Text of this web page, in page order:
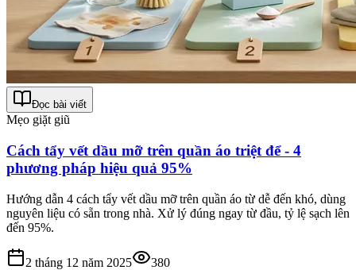
Đọc bài viết
Mẹo giặt giũ
Cách tẩy vết dầu mỡ trên quần áo triệt để - 4
phương pháp hiệu quả 95%
Hướng dẫn 4 cách tẩy vết dầu mỡ trên quần áo từ dễ đến khó, dùng
nguyên liệu có sẵn trong nhà. Xử lý đúng ngay từ đầu, tỷ lệ sạch lên
đến 95%.
2 tháng 12 năm 2025 380